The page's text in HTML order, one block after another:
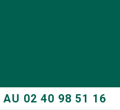
AU 02 40 98 51 16